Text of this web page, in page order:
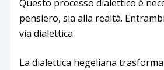
Questo processo dialettico è
pensiero, sia alla realtà.
via dialettica.
La dialettica hegeliana